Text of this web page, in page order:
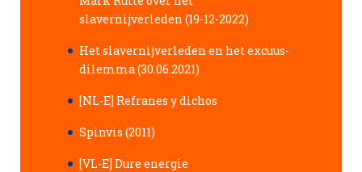
slavernijverleden (19-12-2022)
Het slavernijverleden en het excuus-
dilemma (30.06.2021)
[NL-E] Refranes y dichos
Spinvis (2011)
[VL-E] Dure energie